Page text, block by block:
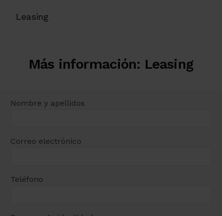
Leasing
Más información: Leasing
Nombre y apellidos
Correo electrónico
Teléfono